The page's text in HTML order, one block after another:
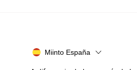
Miinto España